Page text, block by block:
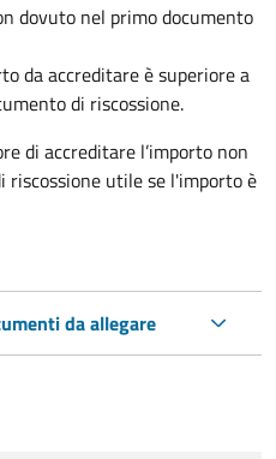
dovuto nel primo documento
da accreditare è superiore a
di riscossione.
di accreditare l’importo non
riscossione utile se l'importo è
da allegare